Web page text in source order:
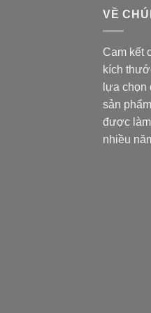
VỀ
Cam kết
kích
lựa chọn
sản phẩm
được
nhiều